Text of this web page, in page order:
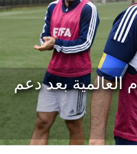
بعد دعم